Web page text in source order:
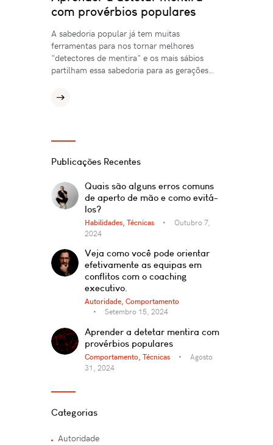
com provérbios populares
A sabedoria popular já tem muitas
ferramentas para nos tornar melhores
"detectores de mentira" e os mais sábios
partilham essa sabedoria para as gerações…
Publicações Recentes
Quais são alguns erros comuns
de aperto de mão e como evitá-
los?
Habilidades, Técnicas
Outubro 7,
2024
Veja como você pode orientar
efetivamente as equipas em
conflitos com o coaching
executivo.
Autoridade, Comportamento
Setembro 15, 2024
Aprender a detetar mentira com
provérbios populares
Comportamento, Técnicas
Agosto
31, 2024
Categorias
Autoridade